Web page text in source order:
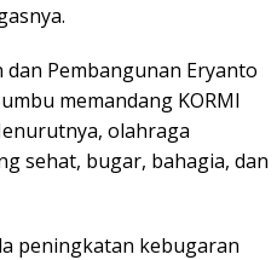
Pembangunan Eryanto
memandang KORMI
olahraga
sehat, bugar, bahagia, dan
peningkatan kebugaran